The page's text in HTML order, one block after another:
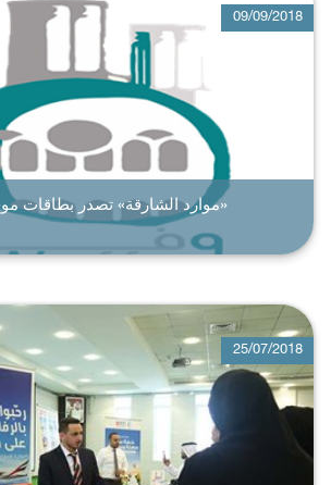
«موارد الشارقة» تصدر بطاقات موحدة لبرنامج «وفر»
09/09/2018
25/07/2018